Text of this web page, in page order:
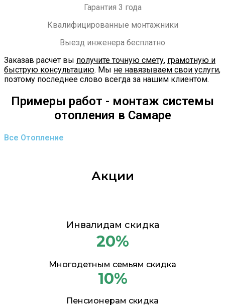
Гарантия 3 года
Квалифицированные монтажники
Выезд инженера бесплатно
Заказав расчет вы получите точную смету, грамотную и
быструю консультацию. Мы не навязываем свои услуги,
поэтому последнее слово всегда за нашим клиентом.
Примеры работ - монтаж системы
отопления в Самаре
Все Отопление
Акции
Инвалидам скидка
20%
Многодетным семьям скидка
10%
Пенсионерам скидка